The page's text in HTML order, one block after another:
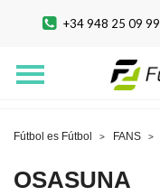
+34 948 25 09 99
Fútbol es Fútbol FANS
OSASUNA